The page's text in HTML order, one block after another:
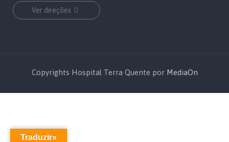
Ver direções
Copyrights Hospital Terra Quente por MediaOn
Traduzir»